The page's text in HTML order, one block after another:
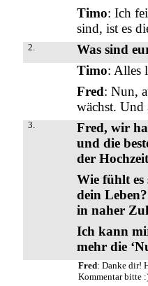
Timo: Ich
sind, ist es
2. Was sind
Timo: Alles
Fred: Nun,
wächst. Und
3.
Fred, wir
und die
der
Wie fühlt es
dein
in naher
Ich kann
mehr die
Fred: Danke dir!
Kommentar bitte